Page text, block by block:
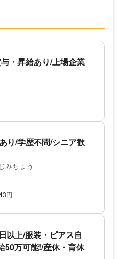
・昇給あり/上場企業
り/学歴不問/シニア歓
みちょう
円
以上/服装・ピアス自
50万可能!/産休・育休